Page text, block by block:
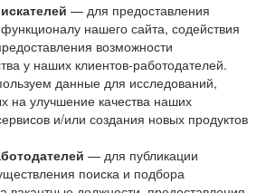
— для предоставления
нашего сайта, содействия
возможности
у наших клиентов-работодателей.
данные для исследований,
на улучшение качества наших
и/или создания новых продуктов
— для публикации
поиска и подбора